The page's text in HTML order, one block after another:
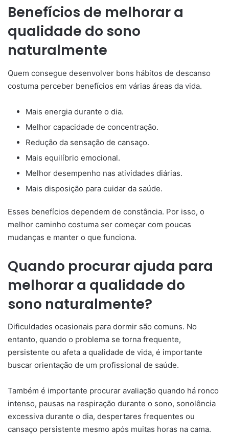
Benefícios de melhorar a
qualidade do sono
naturalmente
Quem consegue desenvolver bons hábitos de descanso
costuma perceber benefícios em várias áreas da vida.
Mais energia durante o dia.
Melhor capacidade de concentração.
Redução da sensação de cansaço.
Mais equilíbrio emocional.
Melhor desempenho nas atividades diárias.
Mais disposição para cuidar da saúde.
Esses benefícios dependem de constância. Por isso, o
melhor caminho costuma ser começar com poucas
mudanças e manter o que funciona.
Quando procurar ajuda para
melhorar a qualidade do
sono naturalmente?
Dificuldades ocasionais para dormir são comuns. No
entanto, quando o problema se torna frequente,
persistente ou afeta a qualidade de vida, é importante
buscar orientação de um profissional de saúde.
Também é importante procurar avaliação quando há ronco
intenso, pausas na respiração durante o sono, sonolência
excessiva durante o dia, despertares frequentes ou
cansaço persistente mesmo após muitas horas na cama.